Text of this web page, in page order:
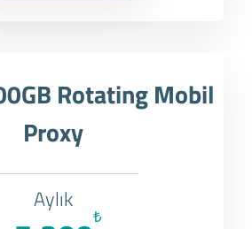
Rotating Mobil
Proxy
Aylık
₺